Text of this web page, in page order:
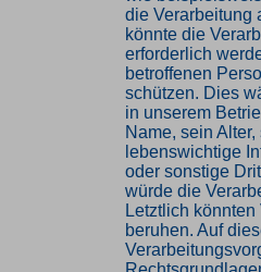
die Verarbeitung
könnte die
erforderlich
betroffenen
schützen. Dies
in unserem
Name, sein
lebenswichtige
oder sonstige
würde die
Letztlich
beruhen. Auf